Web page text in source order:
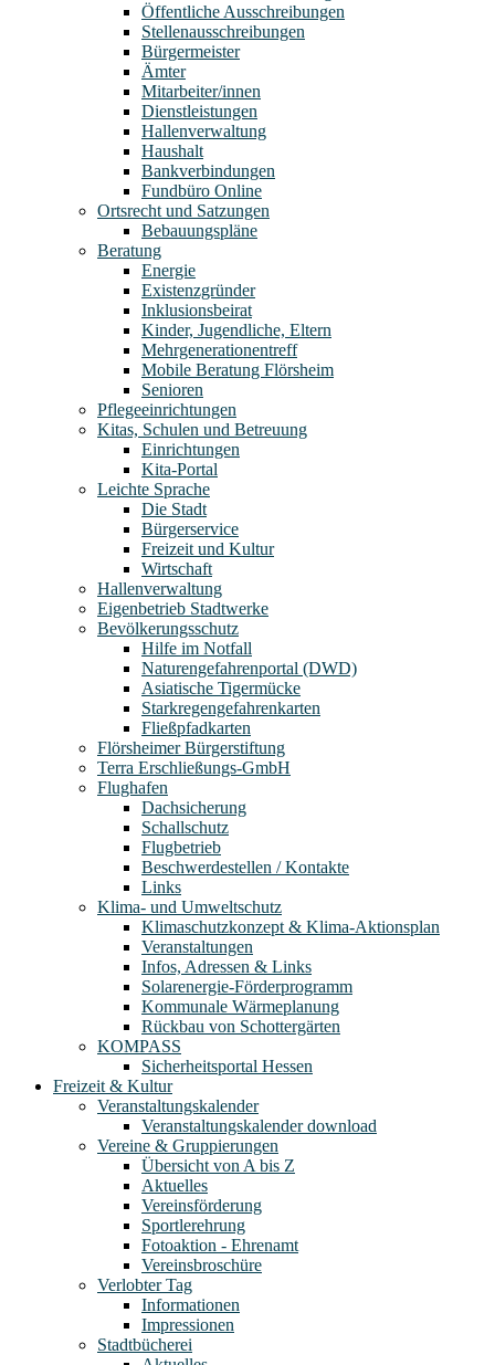
Öffentliche Ausschreibungen
Stellenausschreibungen
Bürgermeister
Ämter
Mitarbeiter/innen
Dienstleistungen
Hallenverwaltung
Haushalt
Bankverbindungen
Fundbüro Online
Ortsrecht und Satzungen
Bebauungspläne
Beratung
Energie
Existenzgründer
Inklusionsbeirat
Kinder, Jugendliche, Eltern
Mehrgenerationentreff
Mobile Beratung Flörsheim
Senioren
Pflegeeinrichtungen
Kitas, Schulen und Betreuung
Einrichtungen
Kita-Portal
Leichte Sprache
Die Stadt
Bürgerservice
Freizeit und Kultur
Wirtschaft
Hallenverwaltung
Eigenbetrieb Stadtwerke
Bevölkerungsschutz
Hilfe im Notfall
Naturengefahrenportal (DWD)
Asiatische Tigermücke
Starkregengefahrenkarten
Fließpfadkarten
Flörsheimer Bürgerstiftung
Terra Erschließungs-GmbH
Flughafen
Dachsicherung
Schallschutz
Flugbetrieb
Beschwerdestellen / Kontakte
Links
Klima- und Umweltschutz
Klimaschutzkonzept & Klima-Aktionsplan
Veranstaltungen
Infos, Adressen & Links
Solarenergie-Förderprogramm
Kommunale Wärmeplanung
Rückbau von Schottergärten
KOMPASS
Sicherheitsportal Hessen
Freizeit & Kultur
Veranstaltungskalender
Veranstaltungskalender download
Vereine & Gruppierungen
Übersicht von A bis Z
Aktuelles
Vereinsförderung
Sportlerehrung
Fotoaktion - Ehrenamt
Vereinsbroschüre
Verlobter Tag
Informationen
Impressionen
Stadtbücherei